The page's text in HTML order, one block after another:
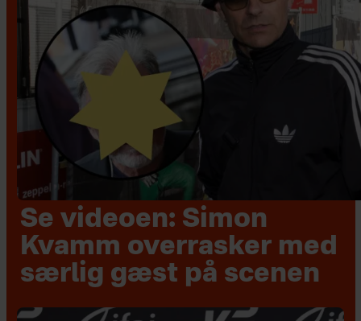
Se videoen: Simon
Kvamm overrasker med
særlig gæst på scenen